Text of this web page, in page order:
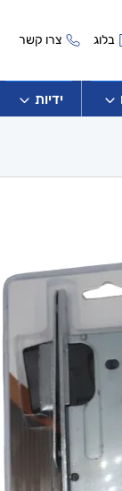
בלוג צרו קשר
ידיות